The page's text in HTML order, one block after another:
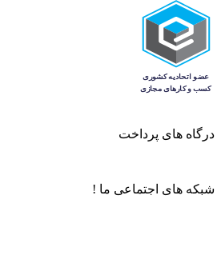
درگاه های پرداخت
شبکه های اجتماعی ما !